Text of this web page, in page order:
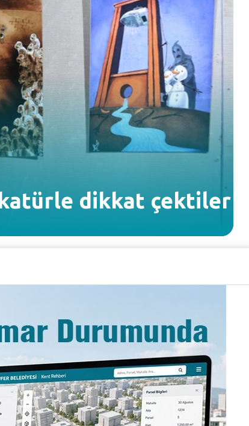
dikkat çektiler
ile düzenlenen karikatür yarışmasında
31 ülkeden toplamda bin 400 eser başvurdu.
Mehmet Kahraman ile Kaplanlar Soğutma
Mesut Aksoy’dan oluşan jüri başvuruları
üçüncü ise Musa Gümüş oldu. Yarışmada,
hak kazanan sanatçılar oldu. Ayrıca yarışma
olurken, AKAD Özel Ödülü de Muammer